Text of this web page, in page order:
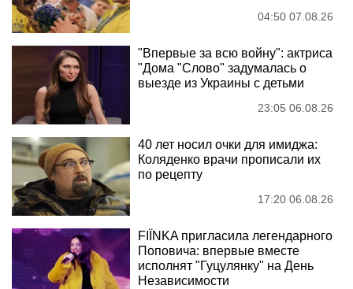
04:50 07.08.26
"Впервые за всю войну": актриса
"Дома "Слово" задумалась о
выезде из Украины с детьми
23:05 06.08.26
40 лет носил очки для имиджа:
Коляденко врачи прописали их
по рецепту
17:20 06.08.26
FIÏNKA пригласила легендарного
Поповича: впервые вместе
исполнят "Гуцулянку" на День
Независимости